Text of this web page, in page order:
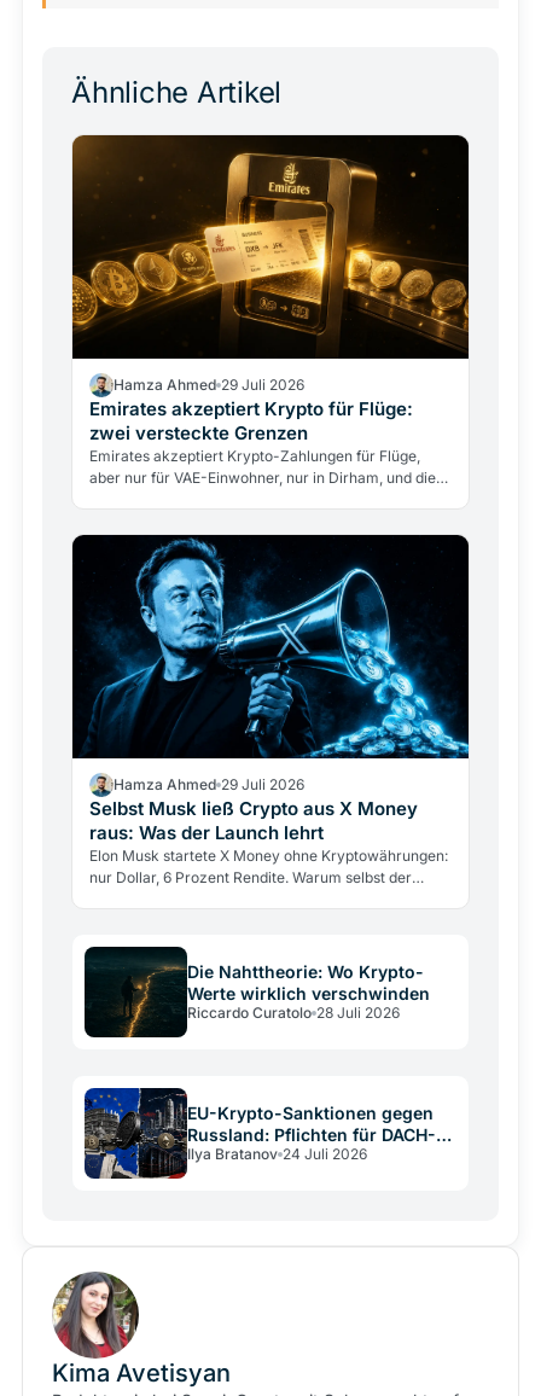
Ähnliche Artikel
Hamza Ahmed 29 Juli 2026
Emirates akzeptiert Krypto für Flüge:
zwei versteckte Grenzen
Emirates akzeptiert Krypto-Zahlungen für Flüge,
aber nur für VAE-Einwohner, nur in Dirham, und die
Hamza Ahmed 29 Juli 2026
Selbst Musk ließ Crypto aus X Money
raus: Was der Launch lehrt
Elon Musk startete X Money ohne Kryptowährungen:
nur Dollar, 6 Prozent Rendite. Warum selbst der
Die Nahttheorie: Wo Krypto-
Werte wirklich verschwinden
Riccardo Curatolo 28 Juli 2026
EU-Krypto-Sanktionen gegen
Russland: Pflichten für DACH-
Betreiber
Ilya Bratanov 24 Juli 2026
Kima Avetisyan